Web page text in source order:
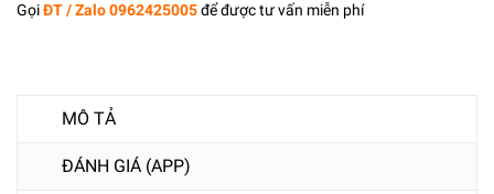
GọiĐT / Zalo 0962425005để được tư vấn miễn phí
MÔ TẢ
ĐÁNH GIÁ (APP)